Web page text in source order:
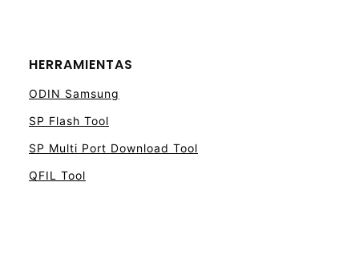
HERRAMIENTAS
ODIN Samsung
SP Flash Tool
SP Multi Port Download Tool
QFIL Tool